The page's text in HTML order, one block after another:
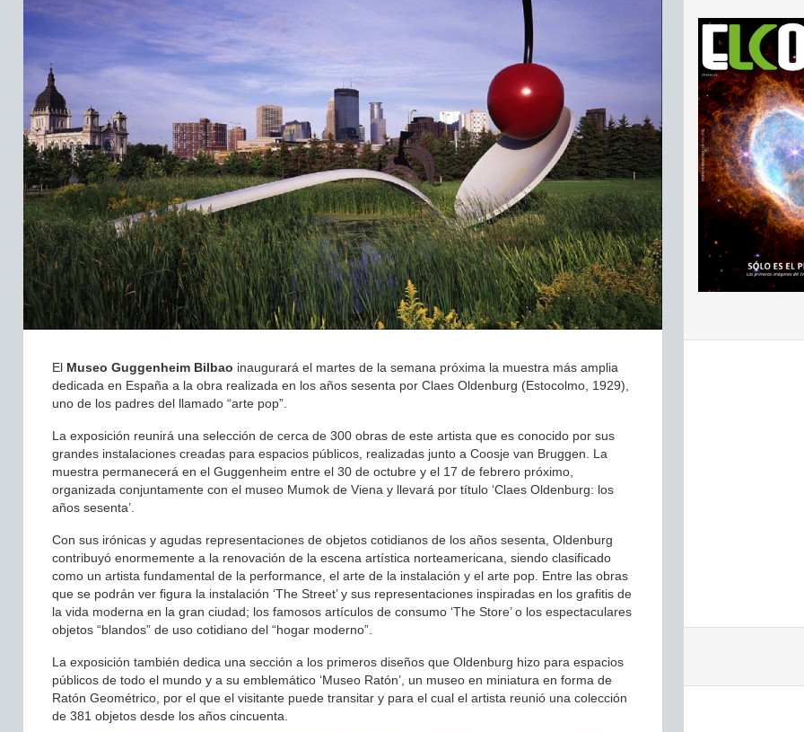
El Museo Guggenheim Bilbao inaugurará el martes de la semana próxima la muestra más amplia
dedicada en España a la obra realizada en los años sesenta por Claes Oldenburg (Estocolmo, 1929),
uno de los padres del llamado “arte pop”.
La exposición reunirá una selección de cerca de 300 obras de este artista que es conocido por sus
grandes instalaciones creadas para espacios públicos, realizadas junto a Coosje van Bruggen. La
muestra permanecerá en el Guggenheim entre el 30 de octubre y el 17 de febrero próximo,
organizada conjuntamente con el museo Mumok de Viena y llevará por título ‘Claes Oldenburg: los
años sesenta’.
Con sus irónicas y agudas representaciones de objetos cotidianos de los años sesenta, Oldenburg
contribuyó enormemente a la renovación de la escena artística norteamericana, siendo clasificado
como un artista fundamental de la performance, el arte de la instalación y el arte pop. Entre las obras
que se podrán ver figura la instalación ‘The Street’ y sus representaciones inspiradas en los grafitis de
la vida moderna en la gran ciudad; los famosos artículos de consumo ‘The Store’ o los espectaculares
objetos “blandos” de uso cotidiano del “hogar moderno”.
La exposición también dedica una sección a los primeros diseños que Oldenburg hizo para espacios
públicos de todo el mundo y a su emblemático ‘Museo Ratón’, un museo en miniatura en forma de
Ratón Geométrico, por el que el visitante puede transitar y para el cual el artista reunió una colección
de 381 objetos desde los años cincuenta.